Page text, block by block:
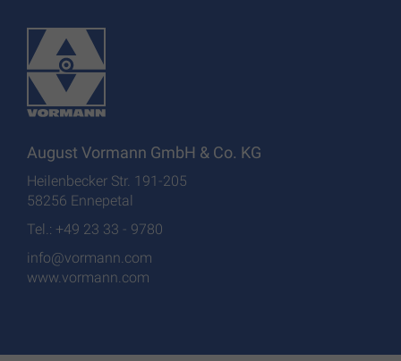
August Vormann GmbH & Co. KG
Heilenbecker Str. 191-205
58256 Ennepetal
Tel.: +49 23 33 - 9780
info@vormann.com
www.vormann.com